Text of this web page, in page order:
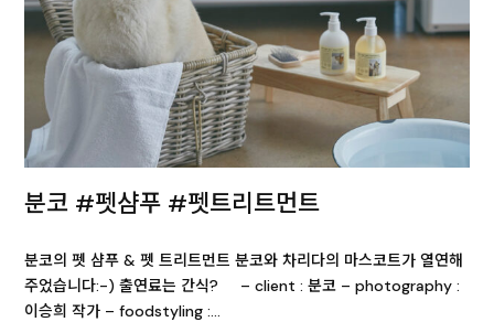
분코 #펫샴푸 #펫트리트먼트
분코의 펫 샴푸 & 펫 트리트먼트 분코와 차리다의 마스코트가 열연해
주었습니다:-) 출연료는 간식? – client : 분코 – photography :
이승희 작가 – foodstyling :…